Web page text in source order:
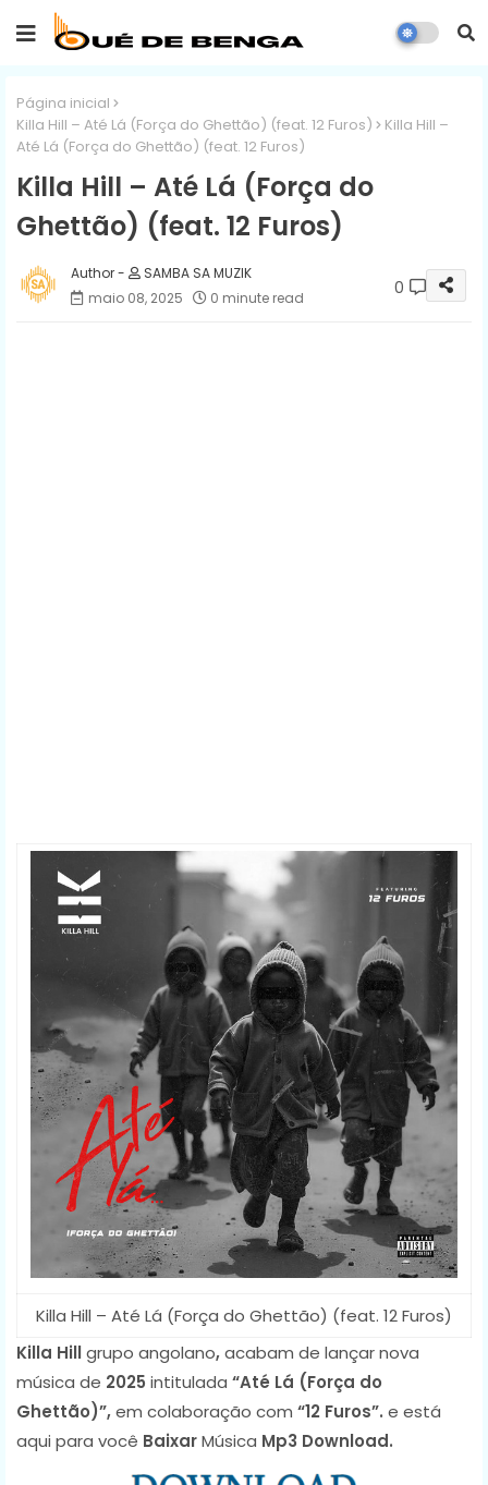
Página inicial
Killa Hill – Até Lá (Força do Ghettão) (feat. 12 Furos)
Killa Hill –
Até Lá (Força do Ghettão) (feat. 12 Furos)
Killa Hill – Até Lá (Força do
Ghettão) (feat. 12 Furos)
SAMBA SA MUZIK
maio 08, 2025
0 minute read 0
Killa Hill – Até Lá (Força do Ghettão) (feat. 12 Furos)
Killa Hillgrupo angolano,acabam de lançar nova
música de 2025 intitulada “Até Lá (Força do
Ghettão)”,em colaboração com “12 Furos”. e está
aqui para você BaixarMúsica Mp3 Download.